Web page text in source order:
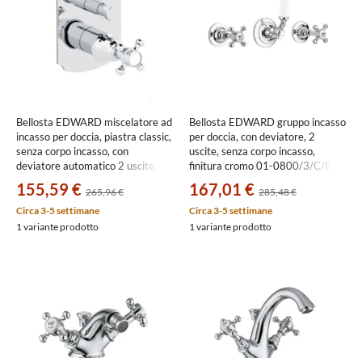
Bellosta EDWARD miscelatore ad
incasso per doccia, piastra classic,
senza corpo incasso, con
deviatore automatico 2 uscite,
155,59 € 265,96 €
Circa 3-5 settimane
1 variante prodotto
Bellosta EDWARD gruppo incasso
per doccia, con deviatore, 2
uscite, senza corpo incasso,
finitura cromo 01-0800/3/C/E
167,01 € 285,48 €
Circa 3-5 settimane
1 variante prodotto